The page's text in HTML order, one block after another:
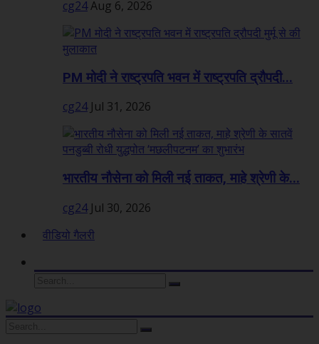
cg24Aug 6, 2026
PM मोदी ने राष्ट्रपति भवन में राष्ट्रपति द्रौपदी...
cg24 Jul 31, 2026
भारतीय नौसेना को मिली नई ताकत, माहे श्रेणी के...
cg24 Jul 30, 2026
वीडियो गैलरी